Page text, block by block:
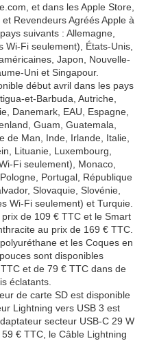
et dans les Apple Store,
Revendeurs Agréés Apple à
suivants : Allemagne,
Fi seulement), États-Unis,
Japon, Nouvelle-
Uni et Singapour.
début avril dans les pays
et-Barbuda, Autriche,
Danemark, EAU, Espagne,
Guam, Guatemala,
de Man, Inde, Irlande, Italie,
Lituanie, Luxembourg,
Fi seulement), Monaco,
Portugal, République
Slovaquie, Slovénie,
Wi-Fi seulement) et Turquie.
de 109 € TTC et le Smart
au prix de 169 € TTC.
et les Coques en
sont disponibles
et de 79 € TTC dans de
éclatants.
de carte SD est disponible
Lightning vers USB 3 est
secteur USB-C 29 W
€ TTC, le Câble Lightning